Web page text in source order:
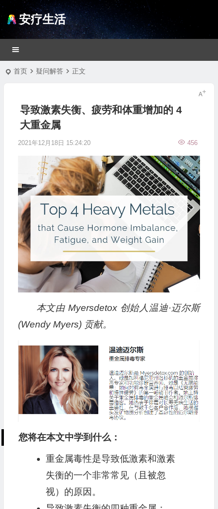
安疗生活
首页 疑问解答 正文
导致激素失衡、疲劳和体重增加的 4
大重金属
2021年12月18日 15:24:20 456
本文由 Myersdetox 创始人温迪·迈尔斯
(Wendy Myers) 贡献。
您将在本文中学到什么：
重金属毒性是导致低激素和激素
失衡的一个非常常见（且被忽
视）的原因。